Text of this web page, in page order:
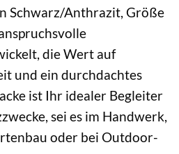
Schwarz/Anthrazit, Größe
die Wert auf
und ein durchdachtes
ist Ihr idealer Begleiter
sei es im Handwerk,
oder bei Outdoor-